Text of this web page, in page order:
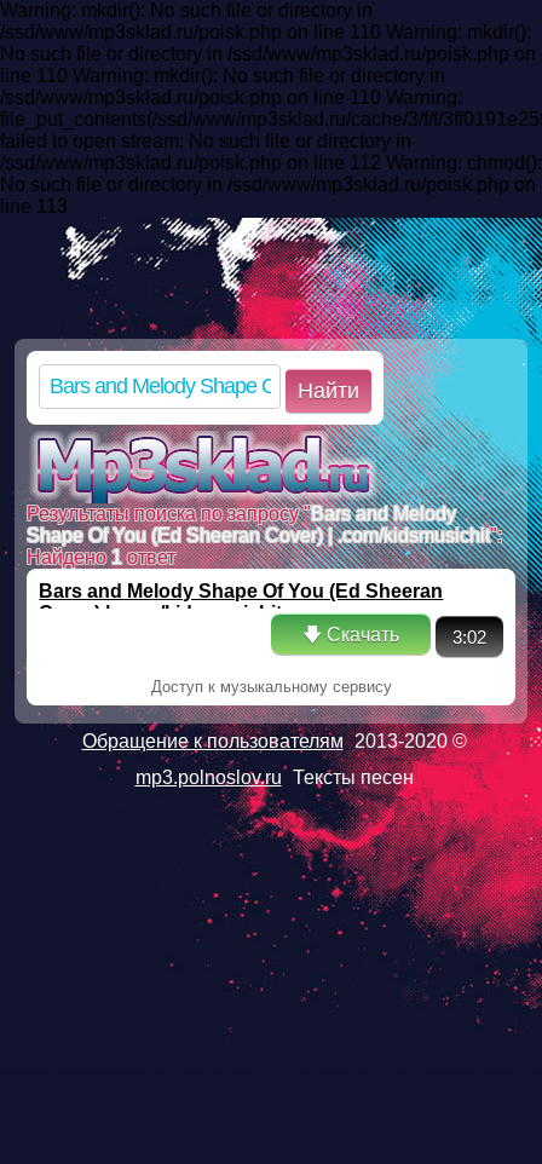
Warning: mkdir(): No such file or directory in
/ssd/www/mp3sklad.ru/poisk.php on line 110 Warning: mkdir():
No such file or directory in /ssd/www/mp3sklad.ru/poisk.php on
line 110 Warning: mkdir(): No such file or directory in
/ssd/www/mp3sklad.ru/poisk.php on line 110 Warning:
file_put_contents(/ssd/www/mp3sklad.ru/cache/3/f/f/
failed to open stream: No such file or directory in
/ssd/www/mp3sklad.ru/poisk.php on line 112 Warning: chmod():
No such file or directory in /ssd/www/mp3sklad.ru/poisk.php on
line 113
Найти
Результаты поиска по запросу "Bars and Melody
Shape Of You (Ed Sheeran Cover) | .com/kidsmusichit":
Найдено1ответ
Bars and Melody Shape Of You (Ed Sheeran
Cover) | .com/kidsmusichit
🡇 Скачать
3:02
Доступ к музыкальному сервису
Обращение к пользователям 2013-2020 ©
mp3.polnoslov.ru Тексты песен